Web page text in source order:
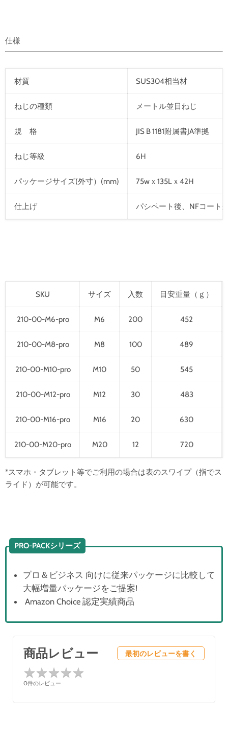
仕様
材質 SUS304相当材
ねじの種類 メートル並目ねじ
規 格 JIS B 1181附属書JA準拠
ねじ等級 6H
パッケージサイズ(外寸）(mm) 75wｘ135Lｘ42H
仕上げ パシペート後、NFコート
SKU サイズ 入数 目安重量（ｇ）
210-00-M6-pro M6 200 452
210-00-M8-pro M8 100 489
210-00-M10-pro M10 50 545
210-00-M12-pro M12 30 483
210-00-M16-pro M16 20 630
210-00-M20-pro M20 12 720
*スマホ・タブレット等でご利用の場合は表のスワイプ（指でス
ライド）が可能です。
PRO-PACKシリーズ
プロ＆ビジネス 向けに従来パッケージに比較して
大幅増量パッケージをご提案!
Amazon Choice 認定実績商品
商品レビュー 最初のレビューを書く
★★★★★
★★★★★
0件のレビュー